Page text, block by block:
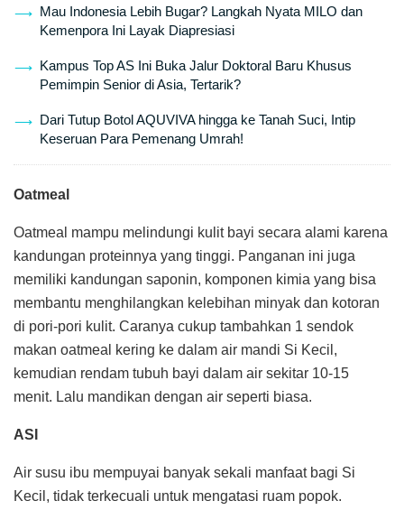
Mau Indonesia Lebih Bugar? Langkah Nyata MILO dan
Kemenpora Ini Layak Diapresiasi
Kampus Top AS Ini Buka Jalur Doktoral Baru Khusus
Pemimpin Senior di Asia, Tertarik?
Dari Tutup Botol AQUVIVA hingga ke Tanah Suci, Intip
Keseruan Para Pemenang Umrah!
Oatmeal
Oatmeal mampu melindungi kulit bayi secara alami karena
kandungan proteinnya yang tinggi. Panganan ini juga
memiliki kandungan saponin, komponen kimia yang bisa
membantu menghilangkan kelebihan minyak dan kotoran
di pori-pori kulit. Caranya cukup tambahkan 1 sendok
makan oatmeal kering ke dalam air mandi Si Kecil,
kemudian rendam tubuh bayi dalam air sekitar 10-15
menit. Lalu mandikan dengan air seperti biasa.
ASI
Air susu ibu mempuyai banyak sekali manfaat bagi Si
Kecil, tidak terkecuali untuk mengatasi ruam popok.